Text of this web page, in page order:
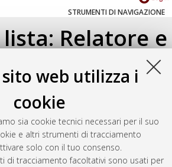
web utilizza i
cookie
sia cookie tecnici necessari per il suo
e altri strumenti di tracciamento
solo con il tuo consenso.
di tracciamento facoltativi sono usati per
STRUMENTI DI NAVIGAZIONE
Relatore e
sottostante.